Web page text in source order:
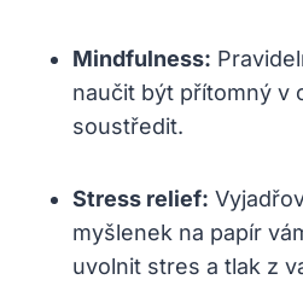
Mindfulness:
naučit být přítomný v
soustředit.
Stress relief:
myšlenek na papír
uvolnit stres a tlak z